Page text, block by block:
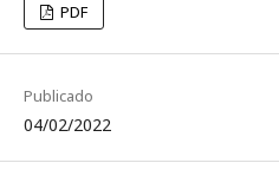
PDF
Publicado
04/02/2022